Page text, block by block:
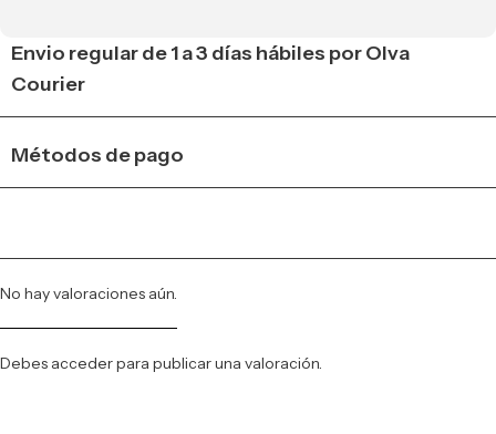
Envio regular de 1 a 3 días hábiles por Olva
Courier
Métodos de pago
No hay valoraciones aún.
Debes accederpara publicar una valoración.